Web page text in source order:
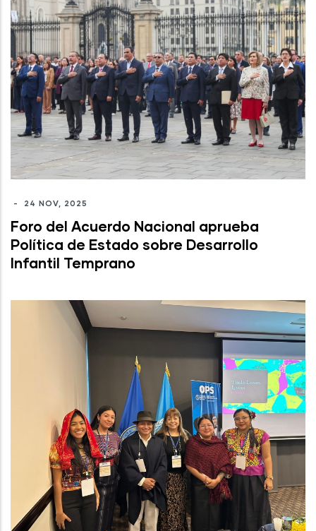
- 24 NOV, 2025
Foro del Acuerdo Nacional aprueba
Política de Estado sobre Desarrollo
Infantil Temprano